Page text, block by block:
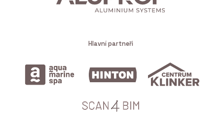
Hlavní partneři